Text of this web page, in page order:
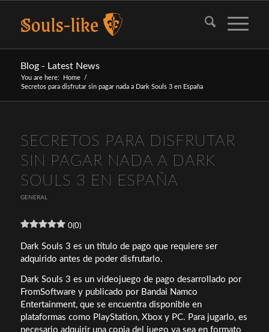
Blog - Latest News
You are here: Home
/
Secretos para disfrutar sin pagar nada a Dark Souls 3 en España
SECRETOS PARA DISFRUTAR
SIN PAGAR NADA A DARK
SOULS 3 EN ESPAÑA
GENERAL
0(0)
Dark Souls 3 es un título de pago que requiere ser
adquirido antes de poder disfrutarlo.
Dark Souls 3 es un videojuego de pago desarrollado por
FromSoftware y publicado por Bandai Namco
Entertainment, que se encuentra disponible en
plataformas como PlayStation, Xbox y PC. Para jugarlo, es
necesario adquirir una copia del juego ya sea en formato